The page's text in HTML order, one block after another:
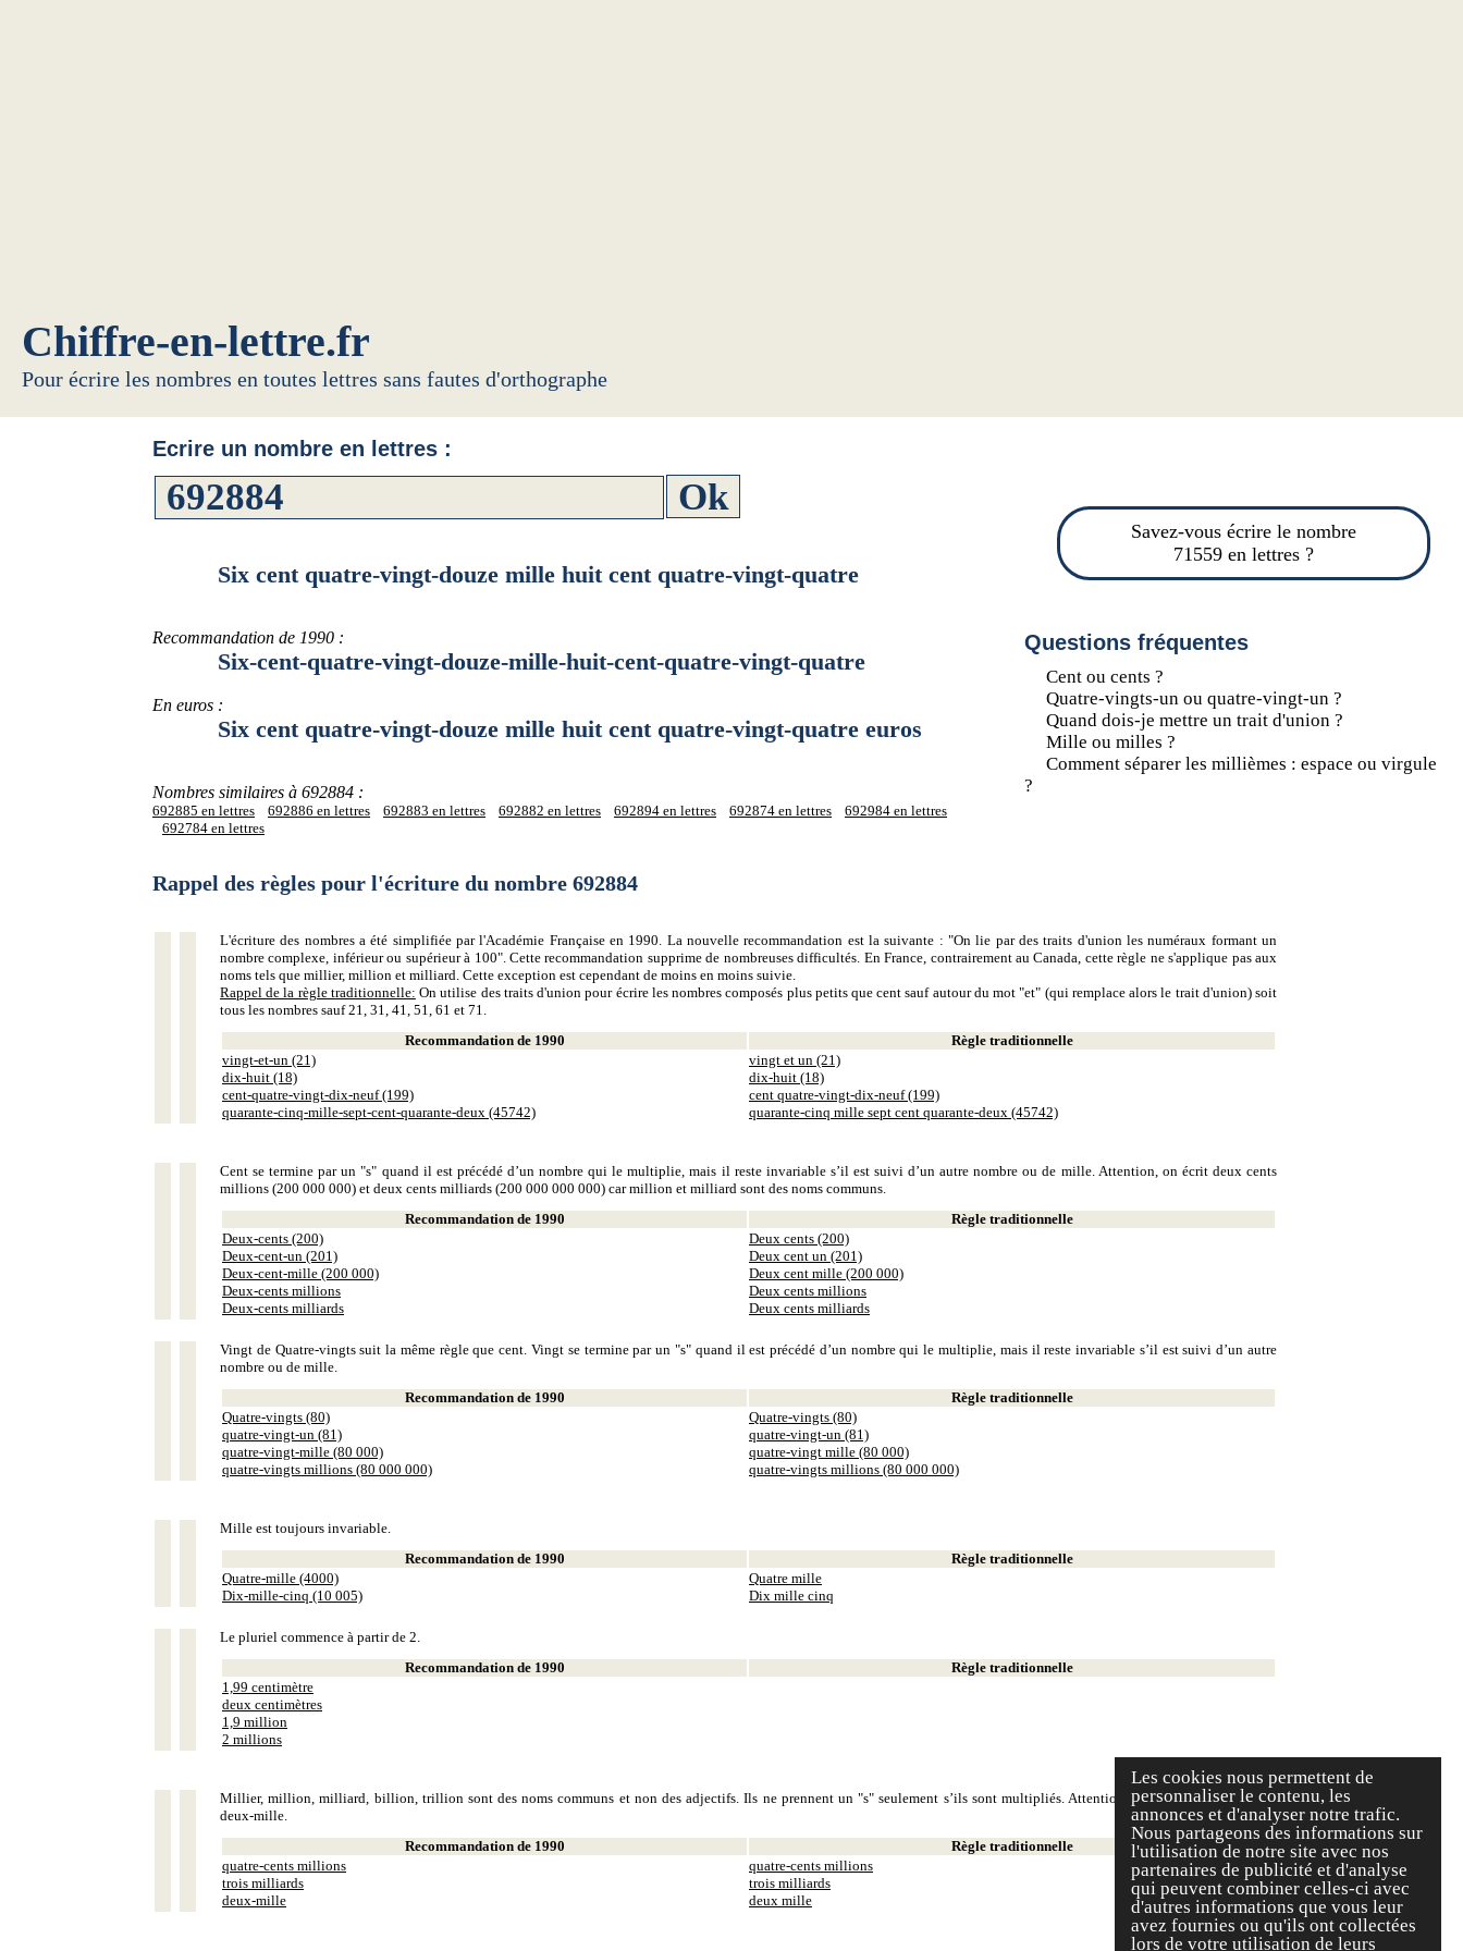
Les cookies nous permettent de
personnaliser le contenu, les
annonces et d'analyser notre trafic.
Nous partageons des informations sur
l'utilisation de notre site avec nos
partenaires de publicité et d'analyse
qui peuvent combiner celles-ci avec
d'autres informations que vous leur
avez fournies ou qu'ils ont collectées
lors de votre utilisation de leurs
Chiffre-en-lettre.fr
Pour écrire les nombres en toutes lettres sans fautes d'orthographe
Savez-vous écrire le nombre
71559 en lettres ?
Questions fréquentes
Cent ou cents ?
Quatre-vingts-un ou quatre-vingt-un ?
Quand dois-je mettre un trait d'union ?
Mille ou milles ?
Comment séparer les millièmes : espace ou virgule
?
Ecrire un nombre en lettres :
Six cent quatre-vingt-douze mille huit cent quatre-vingt-quatre
Recommandation de 1990 :
Six-cent-quatre-vingt-douze-mille-huit-cent-quatre-vingt-quatre
En euros :
Six cent quatre-vingt-douze mille huit cent quatre-vingt-quatre euros
Nombres similaires à 692884 :
692885 en lettres 692886 en lettres 692883 en lettres 692882 en lettres 692894 en lettres 692874 en lettres
692984 en lettres
692784 en lettres
Rappel des règles pour l'écriture du nombre 692884
L'écriture des nombres a été simplifiée par l'Académie Française en 1990. La nouvelle recommandation est la suivante : "On lie par des traits d'union les numéraux formant un
nombre complexe, inférieur ou supérieur à 100". Cette recommandation supprime de nombreuses difficultés. En France, contrairement au Canada, cette règle ne s'applique pas aux
noms tels que millier, million et milliard. Cette exception est cependant de moins en moins suivie.
Rappel de la règle traditionnelle: On utilise des traits d'union pour écrire les nombres composés plus petits que cent sauf autour du mot "et" (qui remplace alors le trait d'union) soit
tous les nombres sauf 21, 31, 41, 51, 61 et 71.
Recommandation de 1990
Règle traditionnelle
vingt-et-un (21)
dix-huit (18)
cent-quatre-vingt-dix-neuf (199)
quarante-cinq-mille-sept-cent-quarante-deux (45742)
vingt et un (21)
dix-huit (18)
cent quatre-vingt-dix-neuf (199)
quarante-cinq mille sept cent quarante-deux (45742)
Cent se termine par un "s" quand il est précédé d’un nombre qui le multiplie, mais il reste invariable s’il est suivi d’un autre nombre ou de mille. Attention, on écrit deux cents
millions (200 000 000) et deux cents milliards (200 000 000 000) car million et milliard sont des noms communs.
Recommandation de 1990
Règle traditionnelle
Deux-cents (200)
Deux-cent-un (201)
Deux-cent-mille (200 000)
Deux-cents millions
Deux-cents milliards
Deux cents (200)
Deux cent un (201)
Deux cent mille (200 000)
Deux cents millions
Deux cents milliards
Vingt de Quatre-vingts suit la même règle que cent. Vingt se termine par un "s" quand il est précédé d’un nombre qui le multiplie, mais il reste invariable s’il est suivi d’un autre
nombre ou de mille.
Recommandation de 1990
Règle traditionnelle
Quatre-vingts (80)
quatre-vingt-un (81)
quatre-vingt-mille (80 000)
quatre-vingts millions (80 000 000)
Quatre-vingts (80)
quatre-vingt-un (81)
quatre-vingt mille (80 000)
quatre-vingts millions (80 000 000)
Mille est toujours invariable.
Recommandation de 1990
Règle traditionnelle
Quatre-mille (4000)
Dix-mille-cinq (10 005)
Quatre mille
Dix mille cinq
Le pluriel commence à partir de 2.
Recommandation de 1990
Règle traditionnelle
1,99 centimètre
deux centimètres
1,9 million
2 millions
Millier, million, milliard, billion, trillion sont des noms communs et non des adjectifs. Ils ne prennent un "s" seulement s’ils sont multipliés. Attention, on écrit deux milliers et
deux-mille.
Recommandation de 1990
Règle traditionnelle
quatre-cents millions
trois milliards
deux-mille
quatre-cents millions
trois milliards
deux mille